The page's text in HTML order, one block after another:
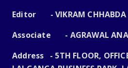
Editor - VIKRAM CHHABDA
Associate - AGRAWAL
Address - 5TH FLOOR,